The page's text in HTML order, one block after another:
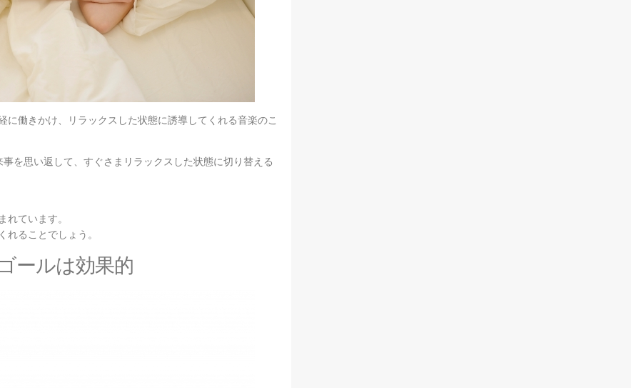
に働きかけ、リラックスした状態に誘導してくれる音楽のこ
を思い返して、すぐさまリラックスした状態に切り替える
れています。
れることでしょう。
ールは効果的